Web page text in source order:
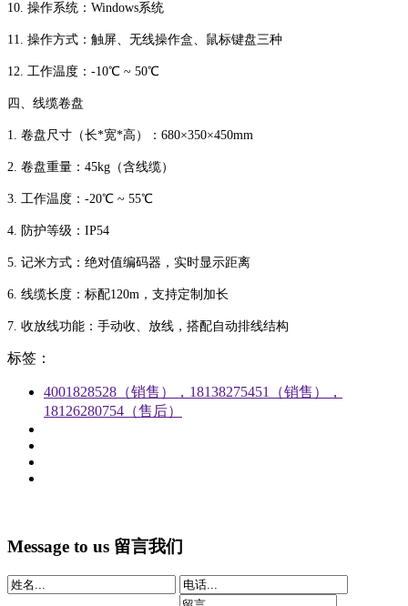
10. 操作系统：Windows系统
11. 操作方式：触屏、无线操作盒、鼠标键盘三种
12. 工作温度：-10℃ ~ 50℃
四、线缆卷盘
1. 卷盘尺寸（长*宽*高）：680×350×450mm
2. 卷盘重量：45kg（含线缆）
3. 工作温度：-20℃ ~ 55℃
4. 防护等级：IP54
5. 记米方式：绝对值编码器，实时显示距离
6. 线缆长度：标配120m，支持定制加长
7. 收放线功能：手动收、放线，搭配自动排线结构
标签：
4001828528（销售），18138275451（销售），
18126280754（售后）
Message to us 留言我们